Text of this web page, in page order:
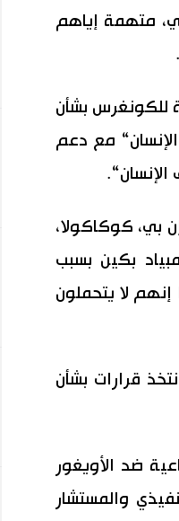
متهمة إياهم
للكونغرس بشأن
مع دعم
بي، كوكاكولا،
بكين بسبب
لا يتحملون
قرارات بشأن
ضد الأويغور
والمستشار